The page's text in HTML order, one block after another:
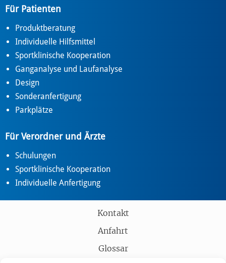
Für Patienten
Produktberatung
Individuelle Hilfsmittel
Sportklinische Kooperation
Ganganalyse und Laufanalyse
Design
Sonderanfertigung
Parkplätze
Für Verordner und Ärzte
Schulungen
Sportklinische Kooperation
Individuelle Anfertigung
Kontakt
Anfahrt
Glossar